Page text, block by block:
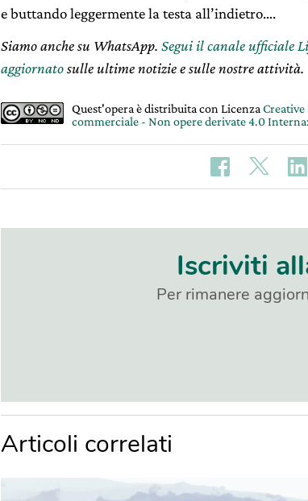
e buttando leggermente la testa all’indietro….
Siamo anche su WhatsApp. Segui il canale ufficiale
aggiornatosulle ultime notizie e sulle nostre attività.
Quest'opera è distribuita con Licenza
commerciale - Non opere derivate 4.0
Iscriviti
Per rimanere
Articoli correlati